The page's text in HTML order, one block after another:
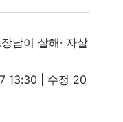
남이 살해· 자살
13:30 | 수정 20